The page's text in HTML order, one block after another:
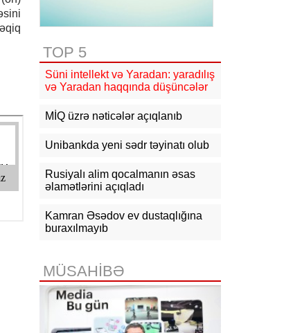
16:10 Jurnalistika ixtisası üzrə
qabiliyyət imtahanının nəticələri
açıqlanıb
15:50 Ədliyyə naziri Lerik rayonunda
vətəndaşları qəbul edib
15:24 Bakının mərkəzində 3
söndürülüb, 2 nəfər tüstüdən
zəhərlənib
15:02 Ukrayna aqrar sektora yardım
üçün Aİ-dən 220 milyon avro istəyir
və Pakistan Məkkə Sazişini
imzalayıb: Üzvlərdən birinə hücum
hamısına hücum sayılacaq
TOP 5
Süni intellekt və Yaradan: yaradılış
və Yaradan haqqında düşüncələr
MİQ üzrə nəticələr açıqlanıb
Unibankda yeni sədr təyinatı olub
Rusiyalı alim qocalmanın əsas
əlamətlərini açıqladı
Kamran Əsədov ev dustaqlığına
buraxılmayıb
MÜSAHİBƏ